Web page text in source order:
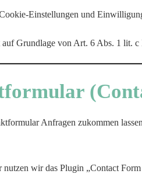
Einstellungen und
auf Grundlage von Art. 6 Abs. 1 lit.
Anfragen zukommen
wir das Plugin „Contact Form